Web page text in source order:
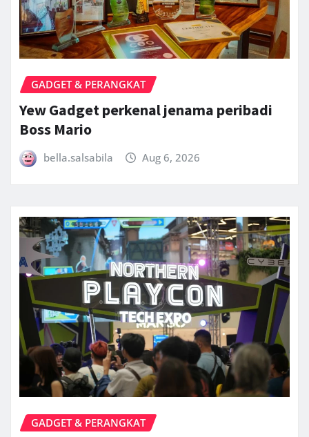
GADGET & PERANGKAT
Yew Gadget perkenal jenama peribadi
Boss Mario
bella.salsabila Aug 6, 2026
GADGET & PERANGKAT